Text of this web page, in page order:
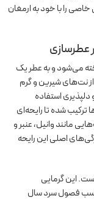
را با خود به ارمغان
عطرسازی
می‌شود و به عطر یک
نت‌های شیرین و گرم
استفاده
شده تا رایحه‌ای
مانند وانیل، عنبر و
اصلی این رایحه
این گرمایی
فصول سرد سال